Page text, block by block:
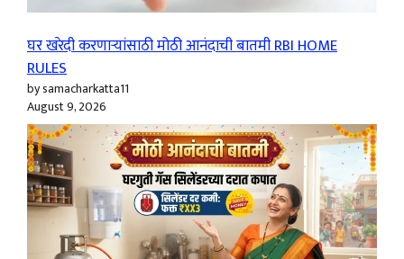
घर खरेदी करणाऱ्यांसाठी मोठी आनंदाची बातमी RBI HOME
RULES
by samacharkatta11
August 9, 2026